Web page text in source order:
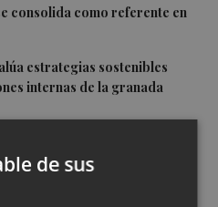
consolida como referente en
estrategias sostenibles
internas de la granada
éxito un catamarán para
de sus